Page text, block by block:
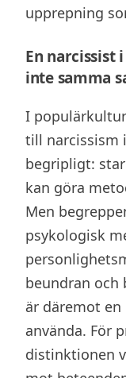
upprepning
En narcissist
inte samma
I
till narcissism
begripligt:
kan göra
Men
psykologisk
beundran och
är däremot
använda. För
distinktionen